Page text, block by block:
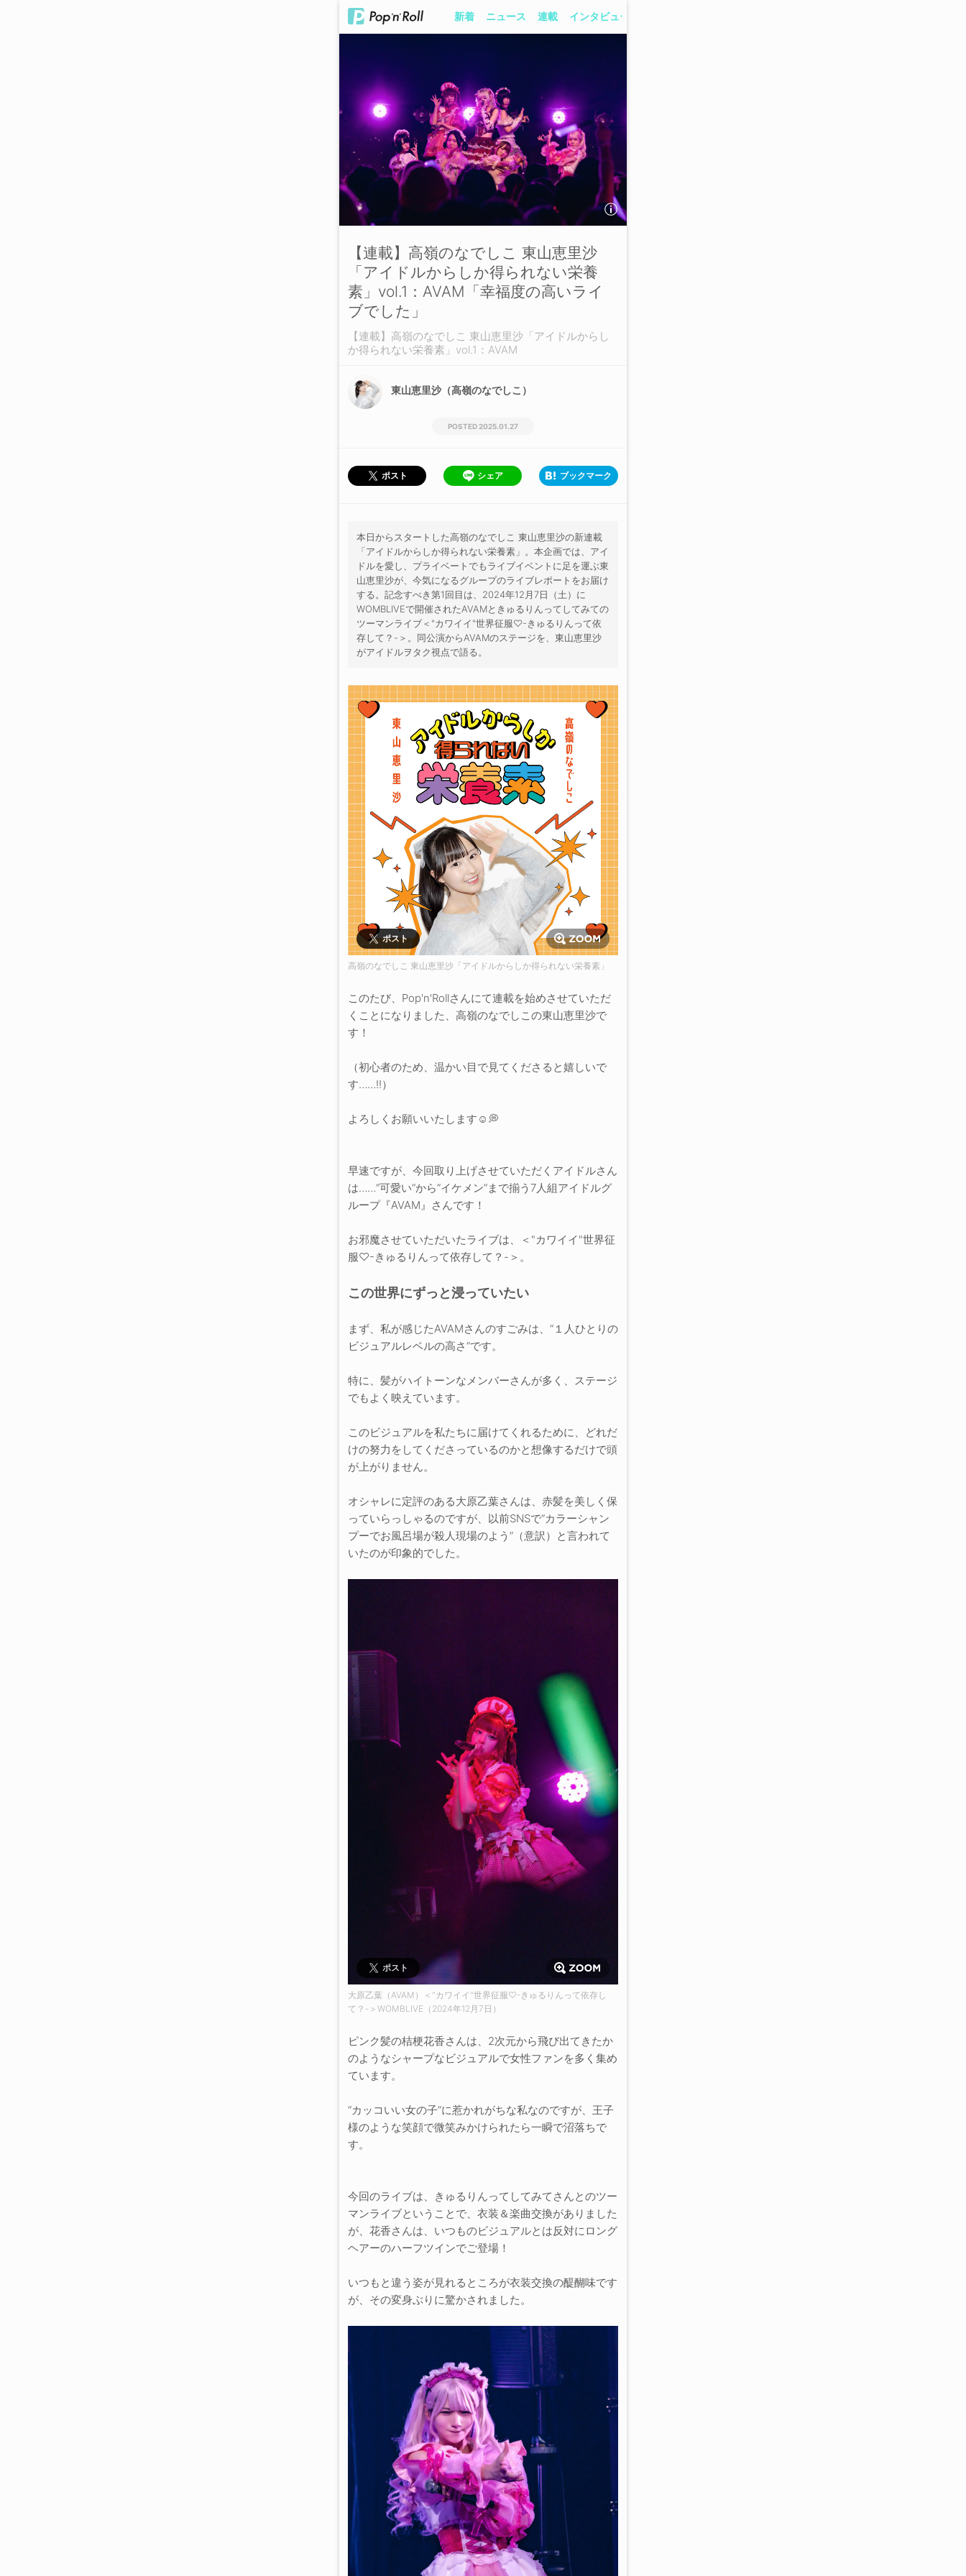
新着 ニュース 連載 インタビュー
【連載】高嶺のなでしこ 東山恵里沙
「アイドルからしか得られない栄養
素」vol.1：AVAM「幸福度の高いライ
ブでした」
【連載】高嶺のなでしこ 東山恵里沙「アイドルからし
か得られない栄養素」vol.1：AVAM
東山恵里沙（高嶺のなでしこ）
2025.01.27
ポスト シェア ブックマーク
本日からスタートした高嶺のなでしこ 東山恵里沙の新連載
「アイドルからしか得られない栄養素」。本企画では、アイ
ドルを愛し、プライベートでもライブイベントに足を運ぶ東
山恵里沙が、今気になるグループのライブレポートをお届け
する。記念すべき第1回目は、2024年12月7日（土）に
WOMBLIVEで開催されたAVAMときゅるりんってしてみての
ツーマンライブ＜"カワイイ"世界征服♡-きゅるりんって依
存して？-＞。同公演からAVAMのステージを、東山恵里沙
がアイドルヲタク視点で語る。
ポスト
高嶺のなでしこ 東山恵里沙「アイドルからしか得られない栄養素」
このたび、Pop'n'Rollさんにて連載を始めさせていただ
くことになりました、高嶺のなでしこの東山恵里沙で
す！
（初心者のため、温かい目で見てくださると嬉しいで
す……!!）
よろしくお願いいたします☺️💭
早速ですが、今回取り上げさせていただくアイドルさん
は……“可愛い”から“イケメン”まで揃う7人組アイドルグ
ループ『AVAM』さんです！
お邪魔させていただいたライブは、＜"カワイイ"世界征
服♡-きゅるりんって依存して？-＞。
この世界にずっと浸っていたい
まず、私が感じたAVAMさんのすごみは、“１人ひとりの
ビジュアルレベルの高さ”です。
特に、髪がハイトーンなメンバーさんが多く、ステージ
でもよく映えています。
このビジュアルを私たちに届けてくれるために、どれだ
けの努力をしてくださっているのかと想像するだけで頭
が上がりません。
オシャレに定評のある大原乙葉さんは、赤髪を美しく保
っていらっしゃるのですが、以前SNSで“カラーシャン
プーでお風呂場が殺人現場のよう”（意訳）と言われて
いたのが印象的でした。
ポスト
大原乙葉（AVAM）＜"カワイイ"世界征服♡-きゅるりんって依存し
て？-＞WOMBLIVE（2024年12月7日）
ピンク髪の桔梗花香さんは、2次元から飛び出てきたか
のようなシャープなビジュアルで女性ファンを多く集め
ています。
“カッコいい女の子”に惹かれがちな私なのですが、王子
様のような笑顔で微笑みかけられたら一瞬で沼落ちで
す。
今回のライブは、きゅるりんってしてみてさんとのツー
マンライブということで、衣装＆楽曲交換がありました
が、花香さんは、いつものビジュアルとは反対にロング
ヘアーのハーフツインでご登場！
いつもと違う姿が見れるところが衣装交換の醍醐味です
が、その変身ぶりに驚かされました。